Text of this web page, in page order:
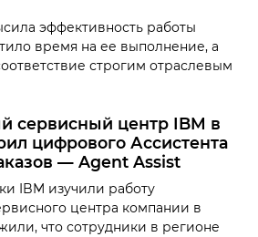
эффективность работы
время на ее выполнение, а
строгим отраслевым
сервисный центр IBM в
цифрового Ассистента
— Agent Assist
IBM изучили работу
центра компании в
что сотрудники в регионе